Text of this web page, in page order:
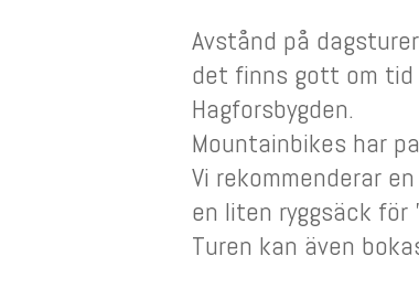
Avstånd på
det finns gott om
Hagforsbygden.
Mountainbikes har
Vi rekommenderar
en liten ryggsäck för
Turen kan även